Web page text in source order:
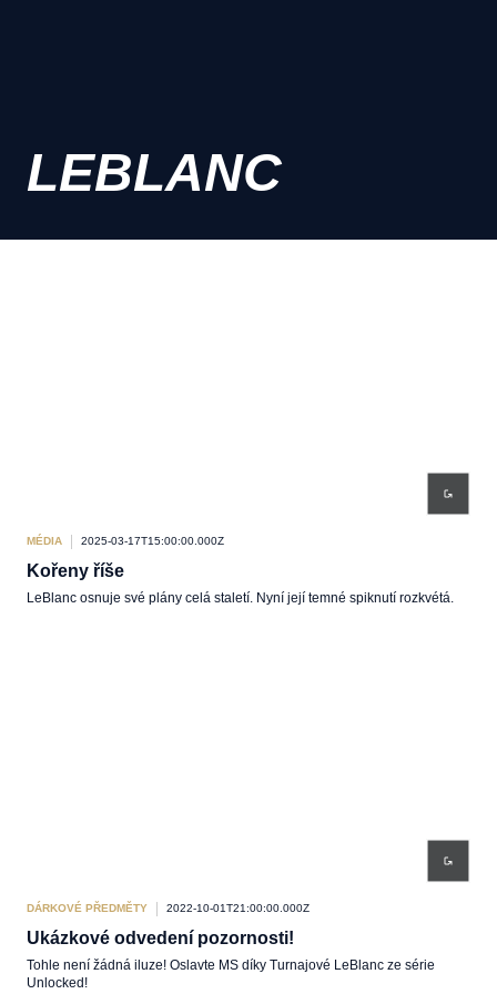
LEBLANC
MÉDIA 2025-03-17T15:00:00.000Z
Kořeny říše
LeBlanc osnuje své plány celá staletí. Nyní její temné spiknutí rozkvétá.
DÁRKOVÉ PŘEDMĚTY 2022-10-01T21:00:00.000Z
Ukázkové odvedení pozornosti!
Tohle není žádná iluze! Oslavte MS díky Turnajové LeBlanc ze série
Unlocked!